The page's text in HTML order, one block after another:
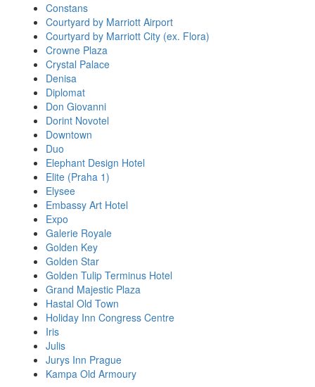
Constans
Courtyard by Marriott Airport
Courtyard by Marriott City (ex. Flora)
Crowne Plaza
Crystal Palace
Denisa
Diplomat
Don Giovanni
Dorint Novotel
Downtown
Duo
Elephant Design Hotel
Elite (Praha 1)
Elysee
Embassy Art Hotel
Expo
Galerie Royale
Golden Key
Golden Star
Golden Tulip Terminus Hotel
Grand Majestic Plaza
Hastal Old Town
Holiday Inn Congress Centre
Iris
Julis
Jurys Inn Prague
Kampa Old Armoury